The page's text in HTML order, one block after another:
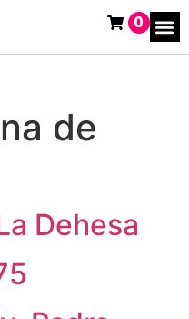
0
de
Dehesa